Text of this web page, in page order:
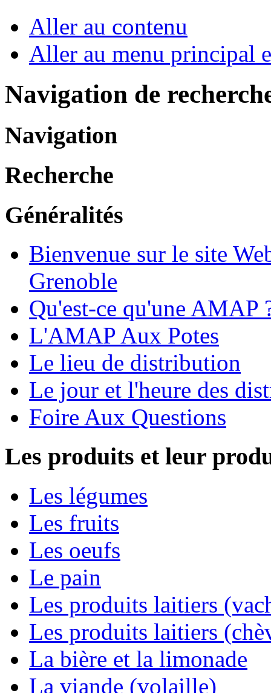
Aller au contenu
Aller au menu principal
Navigation de
Navigation
Recherche
Généralités
Bienvenue sur le site
Grenoble
Qu'est-ce qu'une AMAP
L'AMAP Aux Potes
Le lieu de distribution
Le jour et l'heure des
Foire Aux Questions
Les produits et leur
Les légumes
Les fruits
Les oeufs
Le pain
Les produits laitiers
Les produits laitiers
La bière et la limonade
La viande (volaille)